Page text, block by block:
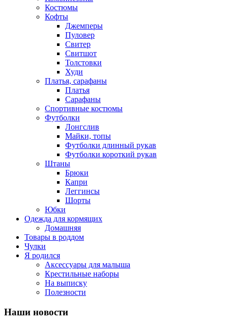
Костюмы
Кофты
Джемперы
Пуловер
Свитер
Свитшот
Толстовки
Худи
Платья, сарафаны
Платья
Сарафаны
Спортивные костюмы
Футболки
Лонгслив
Майки, топы
Футболки длинный рукав
Футболки короткий рукав
Штаны
Брюки
Капри
Леггинсы
Шорты
Юбки
Одежда для кормящих
Домашняя
Товары в роддом
Чулки
Я родился
Аксессуары для малыша
Крестильные наборы
На выписку
Полезности
Наши новости